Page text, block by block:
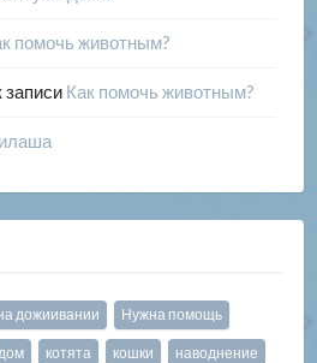
помочь животным?
записи Как помочь животным?
дожиивании Нужна помощь
дом котята кошки наводнение